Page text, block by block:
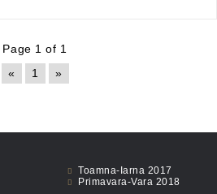
Page 1 of 1
«
1 »
Toamna-Iarna 2017
Primavara-Vara 2018